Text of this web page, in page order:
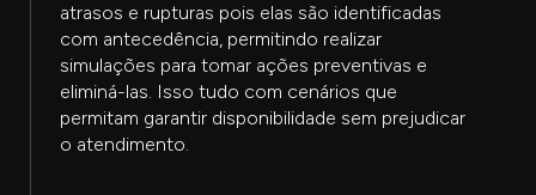
atrasos e rupturas pois elas são identificadas
com antecedência, permitindo realizar
simulações para tomar ações preventivas e
eliminá-las. Isso tudo com cenários que
permitam garantir disponibilidade sem prejudicar
o atendimento.